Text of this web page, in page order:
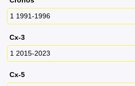
1 1991-1996
Cx-3
1 2015-2023
Cx-5